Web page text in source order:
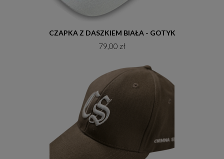
Do koszyka
CZAPKA Z DASZKIEM BIAŁA - GOTYK
79,00 zł